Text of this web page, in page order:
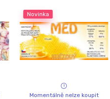
Novinka
Momentálně nelze koupit